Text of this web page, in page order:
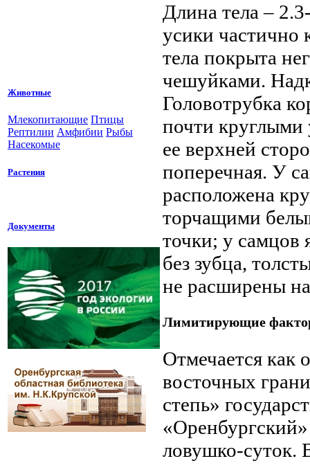
Животные
Млекопитающие Птицы
Рептилии Амфибии Рыбы
Насекомые
Растения
Документы
Длина тела –
усики частично
тела покрыта
чешуйками.
Головотрубка
почти
ее верхней
поперечная. У
расположена
торчащими
точки; у самцов
без зубца,
не расширены
Лимитирующие
Отмечается как
восточных
степь»
«Оренбургский»
ловушко-суток.